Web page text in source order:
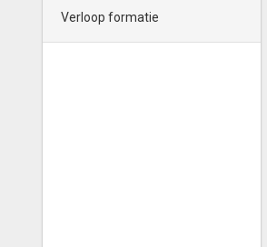
Verloop formatie